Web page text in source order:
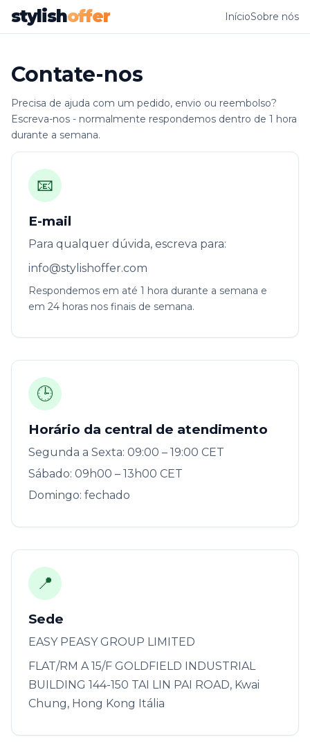
stylishoffer InícioSobre nós
Contate-nos
Precisa de ajuda com um pedido, envio ou reembolso?
Escreva-nos - normalmente respondemos dentro de 1 hora
durante a semana.
📧
E-mail
Para qualquer dúvida, escreva para:
info@stylishoffer.com
Respondemos em até 1 hora durante a semana e
em 24 horas nos finais de semana.
🕒
Horário da central de atendimento
Segunda a Sexta: 09:00 – 19:00 CET
Sábado: 09h00 – 13h00 CET
Domingo: fechado
📍
Sede
EASY PEASY GROUP LIMITED
FLAT/RM A 15/F GOLDFIELD INDUSTRIAL
BUILDING 144-150 TAI LIN PAI ROAD, Kwai
Chung, Hong Kong Itália